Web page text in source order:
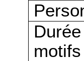
motifs